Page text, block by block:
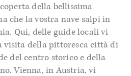
della bellissima
che la vostra nave salpi in
Qui, delle guide locali vi
visita della pittoresca città di
del centro storico e della
. Vienna, in Austria,vi